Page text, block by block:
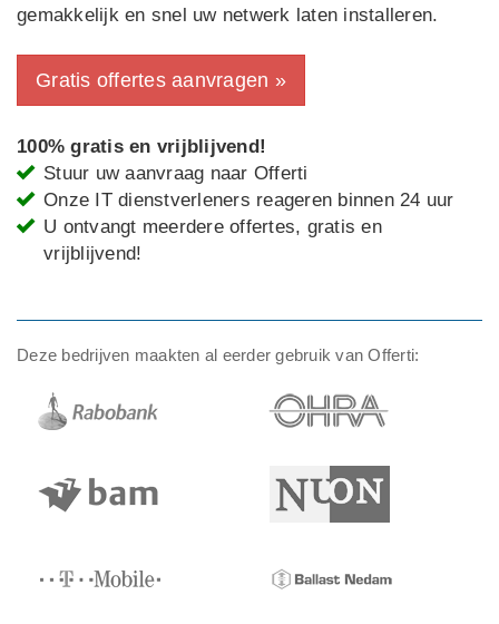
gemakkelijk en snel uw netwerk laten installeren.
Gratis offertes aanvragen »
100% gratis en vrijblijvend!
Stuur uw aanvraag naar Offerti
Onze IT dienstverleners reageren binnen 24 uur
U ontvangt meerdere offertes, gratis en
vrijblijvend!
Deze bedrijven maakten al eerder gebruik van Offerti: